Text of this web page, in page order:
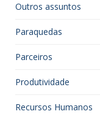
Outros assuntos
Paraquedas
Parceiros
Produtividade
Recursos Humanos